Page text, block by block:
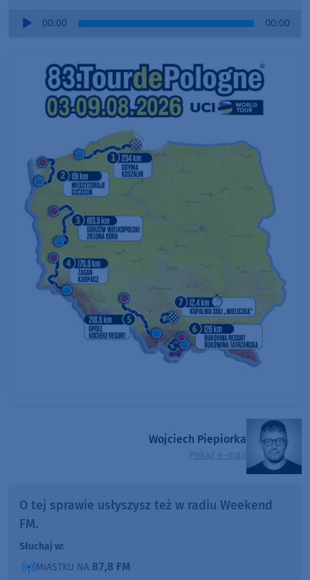
Audio
00:00 00:00
Wojciech Piepiorka
Pokaż e-mail
O tej sprawie usłyszysz też w radiu Weekend
FM.
Słuchaj w:
MIASTKU NA 87,8 FM